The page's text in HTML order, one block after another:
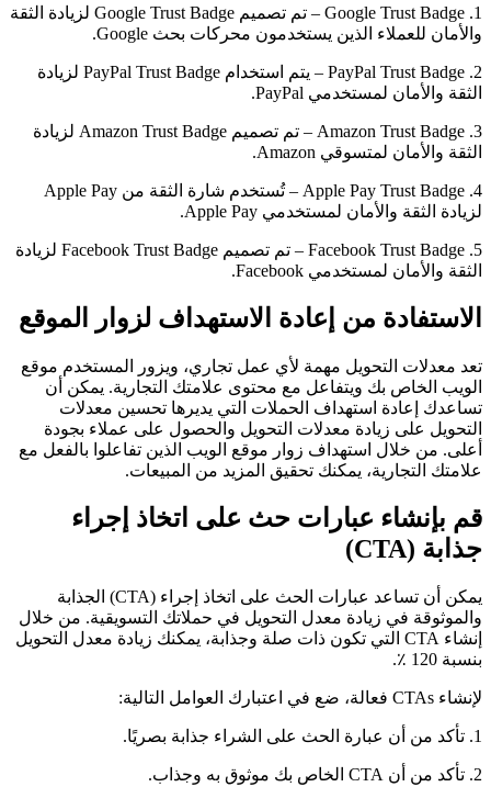
1. Google Trust Badge – تم تصميم Google Trust Badge لزيادة الثقة
والأمان للعملاء الذين يستخدمون محركات بحث Google.
2. PayPal Trust Badge – يتم استخدام PayPal Trust Badge لزيادة
الثقة والأمان لمستخدمي PayPal.
3. Amazon Trust Badge – تم تصميم Amazon Trust Badge لزيادة
الثقة والأمان لمتسوقي Amazon.
4. Apple Pay Trust Badge – تُستخدم شارة الثقة من Apple Pay
لزيادة الثقة والأمان لمستخدمي Apple Pay.
5. Facebook Trust Badge – تم تصميم Facebook Trust Badge لزيادة
الثقة والأمان لمستخدمي Facebook.
الاستفادة من إعادة الاستهداف لزوار الموقع
تعد معدلات التحويل مهمة لأي عمل تجاري، ويزور المستخدم موقع
الويب الخاص بك ويتفاعل مع محتوى علامتك التجارية. يمكن أن
تساعدك إعادة استهداف الحملات التي يديرها تحسين معدلات
التحويل على زيادة معدلات التحويل والحصول على عملاء بجودة
أعلى. من خلال استهداف زوار موقع الويب الذين تفاعلوا بالفعل مع
علامتك التجارية، يمكنك تحقيق المزيد من المبيعات.
قم بإنشاء عبارات حث على اتخاذ إجراء
جذابة (CTA)
يمكن أن تساعد عبارات الحث على اتخاذ إجراء (CTA) الجذابة
والموثوقة في زيادة معدل التحويل في حملاتك التسويقية. من خلال
إنشاء CTA التي تكون ذات صلة وجذابة، يمكنك زيادة معدل التحويل
بنسبة 120 ٪.
لإنشاء CTAs فعالة، ضع في اعتبارك العوامل التالية:
1. تأكد من أن عبارة الحث على الشراء جذابة بصريًا.
2. تأكد من أن CTA الخاص بك موثوق به وجذاب.